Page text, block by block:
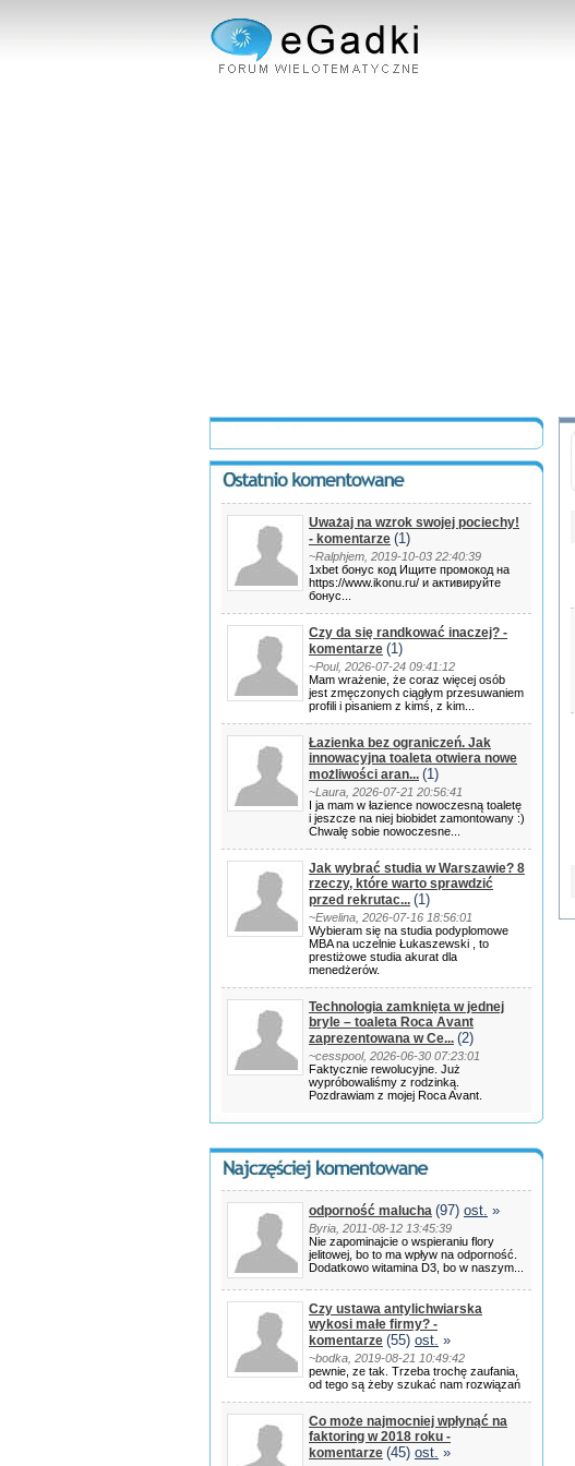
Uważaj na wzrok swojej pociechy!
- komentarze (1)
~Ralphjem, 2019-10-03 22:40:39
1xbet бонус код Ищите промокод на
https://www.ikonu.ru/ и активируйте
бонус...
Czy da się randkować inaczej? -
komentarze (1)
~Poul, 2026-07-24 09:41:12
Mam wrażenie, że coraz więcej osób
jest zmęczonych ciągłym przesuwaniem
profili i pisaniem z kimś, z kim...
Łazienka bez ograniczeń. Jak
innowacyjna toaleta otwiera nowe
możliwości aran... (1)
~Laura, 2026-07-21 20:56:41
I ja mam w łazience nowoczesną toaletę
i jeszcze na niej biobidet zamontowany :)
Chwalę sobie nowoczesne...
Jak wybrać studia w Warszawie? 8
rzeczy, które warto sprawdzić
przed rekrutac... (1)
~Ewelina, 2026-07-16 18:56:01
Wybieram się na studia podyplomowe
MBA na uczelnie Łukaszewski , to
prestiżowe studia akurat dla
menedżerów.
Technologia zamknięta w jednej
bryle – toaleta Roca Avant
zaprezentowana w Ce... (2)
~cesspool, 2026-06-30 07:23:01
Faktycznie rewolucyjne. Już
wypróbowaliśmy z rodzinką.
Pozdrawiam z mojej Roca Avant.
odporność malucha (97) ost. »
Byria, 2011-08-12 13:45:39
Nie zapominajcie o wspieraniu flory
jelitowej, bo to ma wpływ na odporność.
Dodatkowo witamina D3, bo w naszym...
Czy ustawa antylichwiarska
wykosi małe firmy? -
komentarze (55) ost. »
~bodka, 2019-08-21 10:49:42
pewnie, ze tak. Trzeba trochę zaufania,
od tego są żeby szukać nam rozwiązań
Co może najmocniej wpłynąć na
faktoring w 2018 roku -
komentarze (45) ost. »